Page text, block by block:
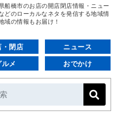
船橋市のお店の開店閉店情報・ニュー
どのローカルなネタを発信する地域情
域の情報もお届け！
・閉店 ニュース
ルメ おでかけ